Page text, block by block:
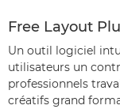
Free Layout
Un outil logiciel
utilisateurs un
professionnels
créatifs grand